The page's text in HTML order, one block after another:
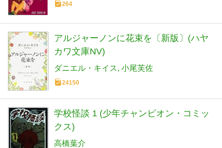
264
アルジャーノンに花束を〔新版〕(ハヤ
カワ文庫NV)
ダニエル・キイス 小尾芙佐
24150
学校怪談 1 (少年チャンピオン・コミッ
クス)
高橋葉介